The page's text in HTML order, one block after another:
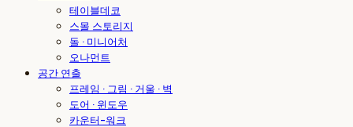
테이블데코
스몰 스토리지
돌 · 미니어처
오나먼트
공간 연출
프레임 · 그림 · 거울 · 벽
도어 · 윈도우
카운터-워크